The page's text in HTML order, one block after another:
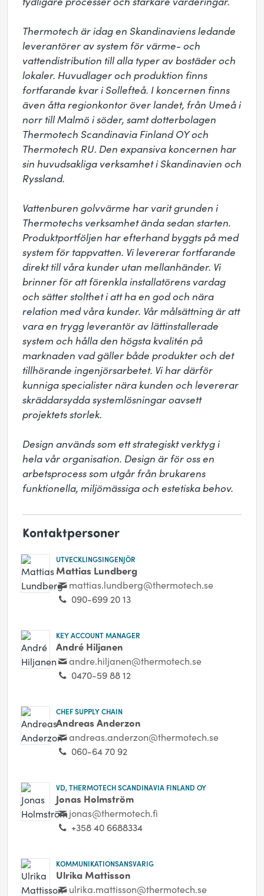
Thermotech är idag en Skandinaviens ledande
leverantörer av system för värme- och
vattendistribution till alla typer av bostäder och
lokaler. Huvudlager och produktion finns
fortfarande kvar i Sollefteå. I koncernen finns
även åtta regionkontor över landet, från Umeå i
norr till Malmö i söder, samt dotterbolagen
Thermotech Scandinavia Finland OY och
Thermotech RU. Den expansiva koncernen har
sin huvudsakliga verksamhet i Skandinavien och
Ryssland.
Vattenburen golvvärme har varit grunden i
Thermotechs verksamhet ända sedan starten.
Produktportföljen har efterhand byggts på med
system för tappvatten. Vi levererar fortfarande
direkt till våra kunder utan mellanhänder. Vi
brinner för att förenkla installatörens vardag
och sätter stolthet i att ha en god och nära
relation med våra kunder. Vår målsättning är att
vara en trygg leverantör av lättinstallerade
system och hålla den högsta kvalitén på
marknaden vad gäller både produkter och det
tillhörande ingenjörsarbetet. Vi har därför
kunniga specialister nära kunden och levererar
skräddarsydda systemlösningar oavsett
projektets storlek.
Design används som ett strategiskt verktyg i
hela vår organisation. Design är för oss en
arbetsprocess som utgår från brukarens
funktionella, miljömässiga och estetiska behov.
Kontaktpersoner
UTVECKLINGSINGENJÖR
Mattias Lundberg
mattias.lundberg@thermotech.se
090-699 20 13
KEY ACCOUNT MANAGER
André Hiljanen
andre.hiljanen@thermotech.se
0470-59 88 12
CHEF SUPPLY CHAIN
Andreas Anderzon
andreas.anderzon@thermotech.se
060-64 70 92
VD, THERMOTECH SCANDINAVIA FINLAND OY
Jonas Holmström
jonas@thermotech.fi
+358 40 6688334
KOMMUNIKATIONSANSVARIG
Ulrika Mattisson
ulrika.mattisson@thermotech.se